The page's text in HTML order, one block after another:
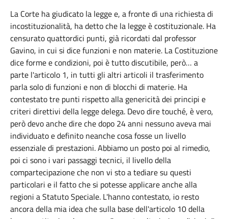
La Corte ha giudicato la legge e, a fronte di una richiesta di
incostituzionalità, ha detto che la legge è costituzionale. Ha
censurato quattordici punti, già ricordati dal professor
Gavino, in cui si dice funzioni e non materie. La Costituzione
dice forme e condizioni, poi è tutto discutibile, però… a
parte l'articolo 1, in tutti gli altri articoli il trasferimento
parla solo di funzioni e non di blocchi di materie. Ha
contestato tre punti rispetto alla genericità dei principi e
criteri direttivi della legge delega. Devo dire touché, è vero,
però devo anche dire che dopo 24 anni nessuno aveva mai
individuato e definito neanche cosa fosse un livello
essenziale di prestazioni. Abbiamo un posto poi al rimedio,
poi ci sono i vari passaggi tecnici, il livello della
compartecipazione che non vi sto a tediare su questi
particolari e il fatto che si potesse applicare anche alla
regioni a Statuto Speciale. L'hanno contestato, io resto
ancora della mia idea che sulla base dell'articolo 10 della